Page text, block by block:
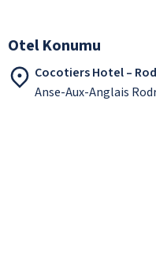
Otel Konumu
Cocotiers Hotel –
Anse-Aux-Anglais